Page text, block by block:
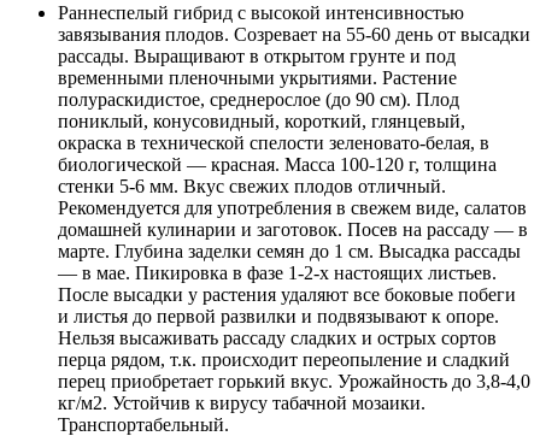
Раннеспелый гибрид с высокой интенсивностью
завязывания плодов. Созревает на 55-60 день от высадки
рассады. Выращивают в открытом грунте и под
временными пленочными укрытиями. Растение
полураскидистое, среднерослое (до 90 см). Плод
пониклый, конусовидный, короткий, глянцевый,
окраска в технической спелости зеленовато-белая, в
биологической — красная. Масса 100-120 г, толщина
стенки 5-6 мм. Вкус свежих плодов отличный.
Рекомендуется для употребления в свежем виде, салатов
домашней кулинарии и заготовок. Посев на рассаду — в
марте. Глубина заделки семян до 1 см. Высадка рассады
— в мае. Пикировка в фазе 1-2-х настоящих листьев.
После высадки у растения удаляют все боковые побеги
и листья до первой развилки и подвязывают к опоре.
Нельзя высаживать рассаду сладких и острых сортов
перца рядом, т.к. происходит переопыление и сладкий
перец приобретает горький вкус. Урожайность до 3,8-4,0
кг/м2. Устойчив к вирусу табачной мозаики.
Транспортабельный.